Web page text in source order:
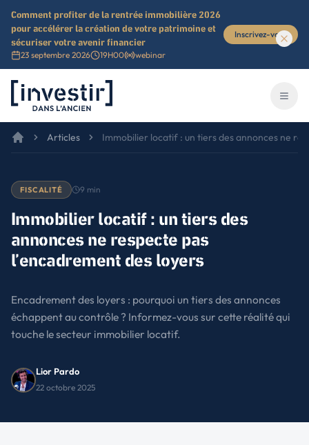
Comment profiter de la rentrée immobilière 2026
pour accélérer la création de votre patrimoine et
sécuriser votre avenir financier
23 septembre 2026 19H00 webinar
Inscrivez-vous
Investir dans l'ancien
Articles Immobilier locatif : un tiers des annonces ne
FISCALITÉ 9 min
Immobilier locatif : un tiers des
annonces ne respecte pas
l’encadrement des loyers
Encadrement des loyers : pourquoi un tiers des annonces
échappent au contrôle ? Informez-vous sur cette réalité qui
touche le secteur immobilier locatif.
Lior Pardo
22 octobre 2025